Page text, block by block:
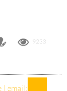
9233
| email: